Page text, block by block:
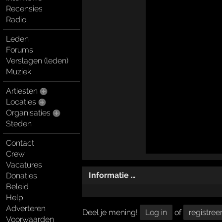
Recensies
Radio
Leden
Forums
Verslagen (leden)
Muziek
Artiesten
Locaties
Organisaties
Steden
Contact
Crew
Vacatures
Donaties
Beleid
Help
Adverteren
Voorwaarden
Informatie …
Deel je mening! Log in of registreer